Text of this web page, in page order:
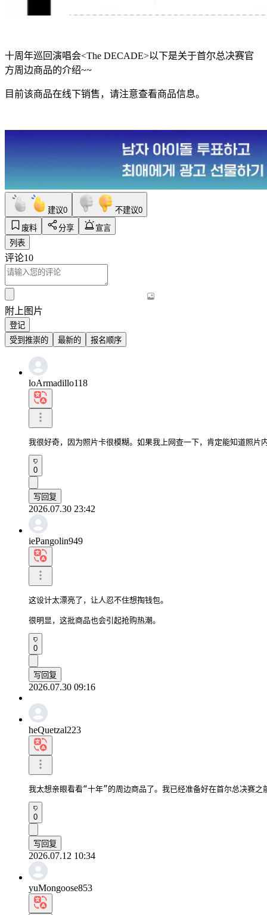
十周年巡回演唱会<The DECADE>以下是关于首尔总决赛官
方周边商品的介绍~~
目前该商品在线下销售，请注意查看商品信息。
建议0 不建议0
废料
分享
宣言
列表
评论10
附上图片
登记
受到推崇的
最新的 报名顺序
loArmadillo118
我很好奇，因为照片卡很模糊。如果我上网查一下，肯定能知道照片
0
写回复
2026.07.30 23:42
iePangolin949
这设计太漂亮了，让人忍不住想掏钱包。
很明显，这批商品也会引起抢购热潮。
0
写回复
2026.07.30 09:16
heQuetzal223
我太想亲眼看看“十年”的周边商品了。我已经准备好在首尔总决赛之
0
写回复
2026.07.12 10:34
yuMongoose853